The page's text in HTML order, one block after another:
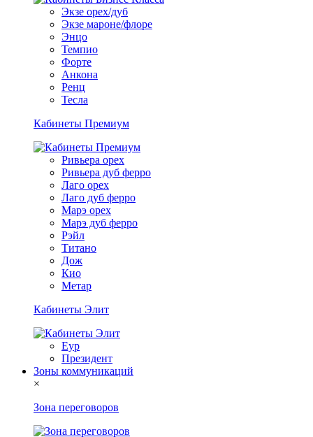
Экзе орех/дуб
Экзе мароне/флоре
Энцо
Темпио
Форте
Анкона
Ренц
Тесла
Кабинеты Премиум
Ривьера орех
Ривьера дуб ферро
Лаго орех
Лаго дуб ферро
Марэ орех
Марэ дуб ферро
Рэйл
Титано
Дож
Кио
Метар
Кабинеты Элит
Еур
Президент
Зоны коммуникаций
×
Зона переговоров